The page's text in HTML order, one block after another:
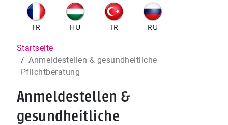
FR HU TR RU
Pfadnavigation
Startseite
Anmeldestellen & gesundheitliche
Pflichtberatung
Anmeldestellen &
gesundheitliche